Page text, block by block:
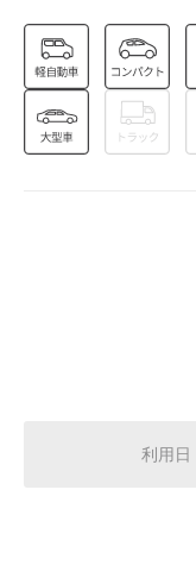
8月18日 (火)
8月19日 (水)
利用日